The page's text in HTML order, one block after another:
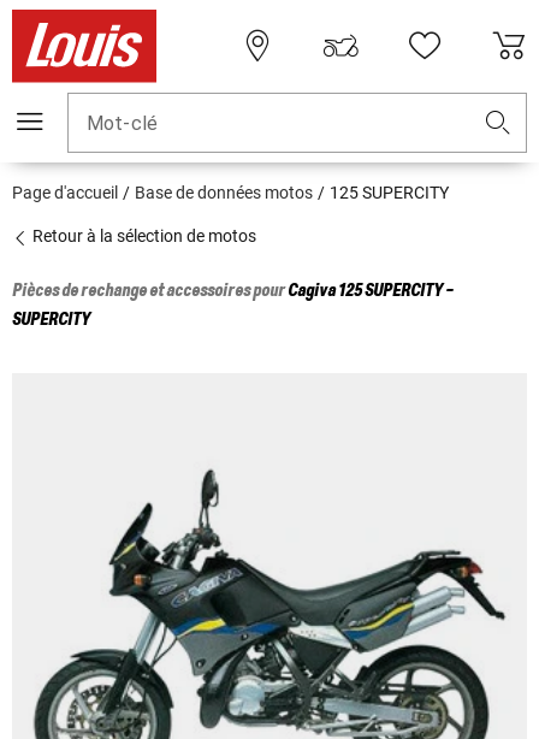
Mot-clé
Page d'accueil Base de données motos 125 SUPERCITY
Retour à la sélection de motos
Pièces de rechange et accessoires pourCagiva125 SUPERCITY -
SUPERCITY